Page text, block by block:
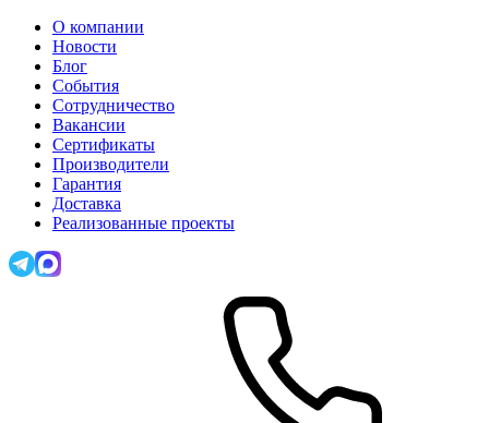
О компании
Новости
Блог
События
Сотрудничество
Вакансии
Сертификаты
Производители
Гарантия
Доставка
Реализованные проекты